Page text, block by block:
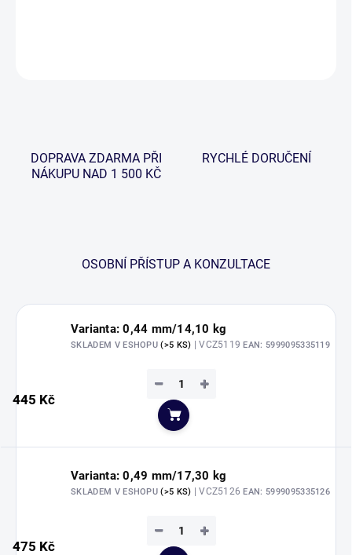
DOPRAVA ZDARMA PŘI
NÁKUPU NAD 1 500 KČ
RYCHLÉ DORUČENÍ
OSOBNÍ PŘÍSTUP A KONZULTACE
Varianta: 0,44 mm/14,10 kg
SKLADEM V ESHOPU(>5 KS) | VCZ5119EAN: 5999095335119
445 Kč
+
−
Do košíku
Varianta: 0,49 mm/17,30 kg
SKLADEM V ESHOPU(>5 KS) | VCZ5126EAN: 5999095335126
475 Kč
+
−